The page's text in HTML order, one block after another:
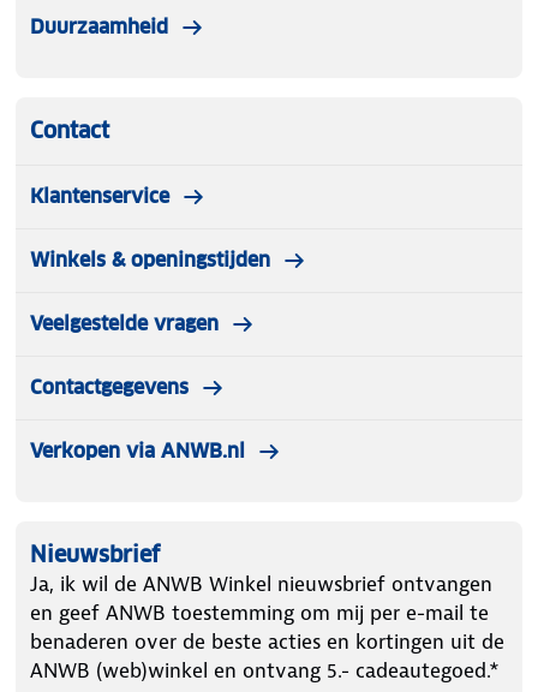
Duurzaamheid
Contact
Klantenservice
Winkels & openingstijden
Veelgestelde vragen
Contactgegevens
Verkopen via ANWB.nl
Nieuwsbrief
Ja, ik wil de ANWB Winkel nieuwsbrief ontvangen
en geef ANWB toestemming om mij per e-mail te
benaderen over de beste acties en kortingen uit de
ANWB (web)winkel en ontvang 5.- cadeautegoed.*